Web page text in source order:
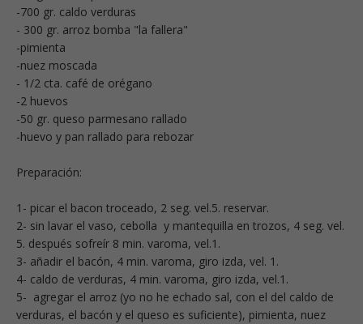
-700 gr. caldo verduras
- 300 gr. arroz bomba "la fallera"
-pimienta
-nuez moscada
- 1/2 cta. café de orégano
-2 huevos
-50 gr. queso parmesano rallado
-huevo y pan rallado para rebozar
Preparación:
1- picar el bacon troceado, 2 seg. vel.5. reservar.
2- sin lavar el vaso, cebolla y mantequilla en trozos, 4 seg. vel.
5. después sofreír 8 min. varoma, vel.1.
3- añadir el bacón, 4 min. varoma, giro izda, vel. 1.
4- caldo de verduras, 4 min. varoma, giro izda, vel.1.
5- agregar el arroz (yo no he echado sal, con el del caldo de
verduras, el bacón y el queso es suficiente), pimienta, nuez